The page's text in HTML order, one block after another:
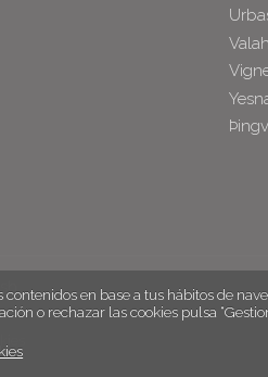
en base a tus hábitos de
o rechazar las cookies pulsa